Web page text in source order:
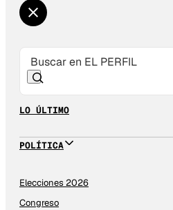
LO ÚLTIMO
POLÍTICA
Elecciones 2026
Congreso